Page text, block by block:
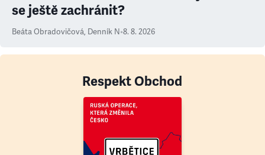
se ještě zachránit?
Beáta Obradovičová, Denník N•8. 8. 2026
Respekt Obchod